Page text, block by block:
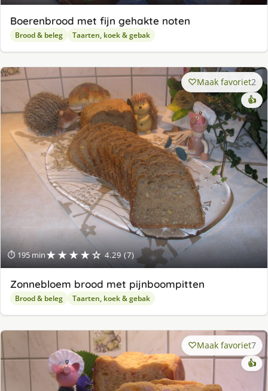
Boerenbrood met fijn gehakte noten
Brood & beleg Taarten, koek & gebak
⏱ 195 min★★★★☆ 4.29 (7)
Maak favoriet2
👍
Zonnebloem brood met pijnboompitten
Brood & beleg Taarten, koek & gebak
Maak favoriet7
👍